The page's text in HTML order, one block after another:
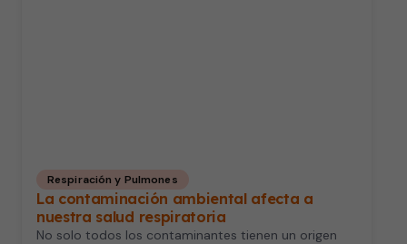
Respiración y Pulmones
La contaminación ambiental afecta a
nuestra salud respiratoria
No solo todos los contaminantes tienen un origen